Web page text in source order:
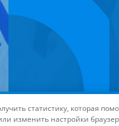
и интернет-
статистику, которая
изменить настройки